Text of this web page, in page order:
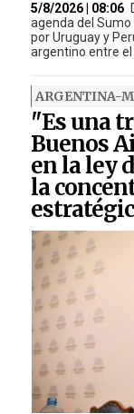
5/8/2026 | 08:06
agenda del
por Uruguay y
argentino entre el
ARGENTINA-
"Es una
Buenos
en la ley
la